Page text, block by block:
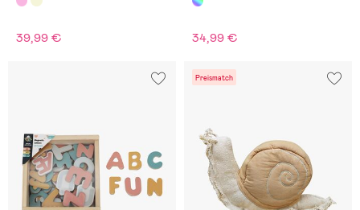
39,99 € 34,99 €
Preismatch